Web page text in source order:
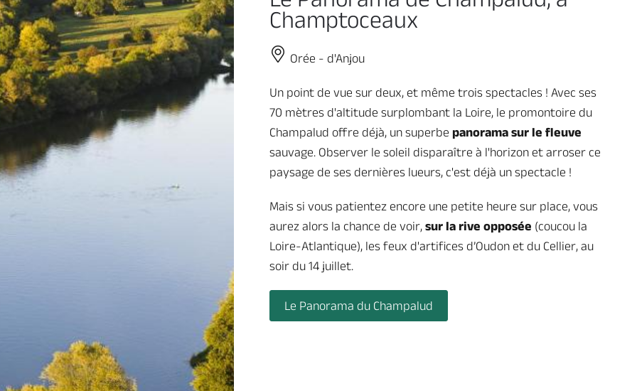
Champtoceaux
Orée - d'Anjou
Un point de vue sur deux, et même trois spectacles ! Avec ses
70 mètres d'altitude surplombant la Loire, le promontoire du
Champalud offre déjà, un superbe panorama sur le fleuve
sauvage. Observer le soleil disparaître à l'horizon et arroser ce
paysage de ses dernières lueurs, c'est déjà un spectacle !
Mais si vous patientez encore une petite heure sur place, vous
aurez alors la chance de voir,sur la rive opposée (coucou la
Loire-Atlantique), les feux d'artifices d’Oudon et du Cellier, au
soir du 14 juillet.
Le Panorama du Champalud